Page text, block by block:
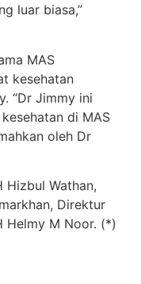
luar biasa,”
MAS
kesehatan
“Dr Jimmy ini
di MAS
oleh Dr
Hizbul Wathan,
Direktur
Helmy M Noor. (*)